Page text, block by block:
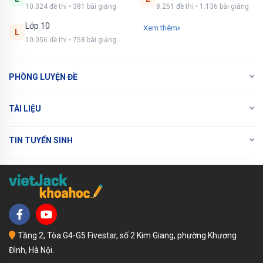
10.324 đề thi • 381 bài giảng
L
Lớp 10
10.056 đề thi • 758 bài giảng
8.251 đề thi • 1.136 bài giảng
Xem thêm
PHÒNG LUYỆN ĐỀ
TÀI LIỆU
TIN TUYỂN SINH
Tầng 2, Tòa G4-G5 Fivestar, số 2 Kim Giang, phường Khương
Đình, Hà Nội.